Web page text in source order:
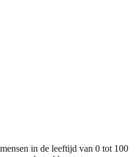
in de leeftijd van 0 tot 100